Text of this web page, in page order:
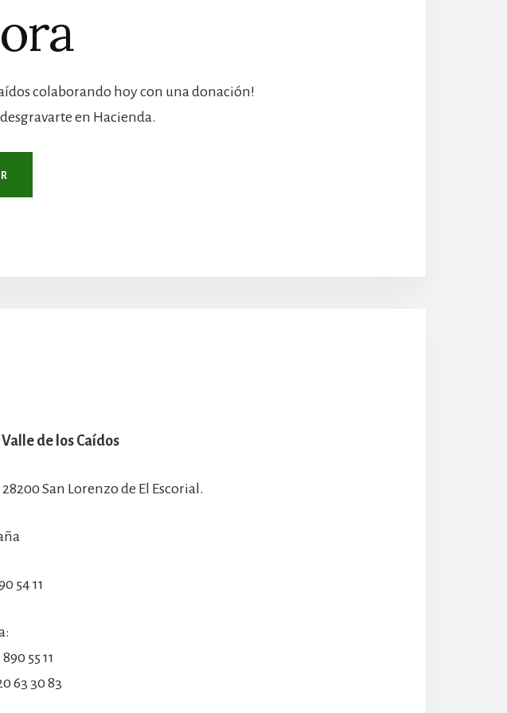
colaborando hoy con una donación!
en Hacienda.
de los Caídos
San Lorenzo de El Escorial.
54 11
55 11
63 30 83